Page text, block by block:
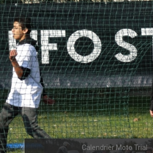
Calendrier Moto Trial